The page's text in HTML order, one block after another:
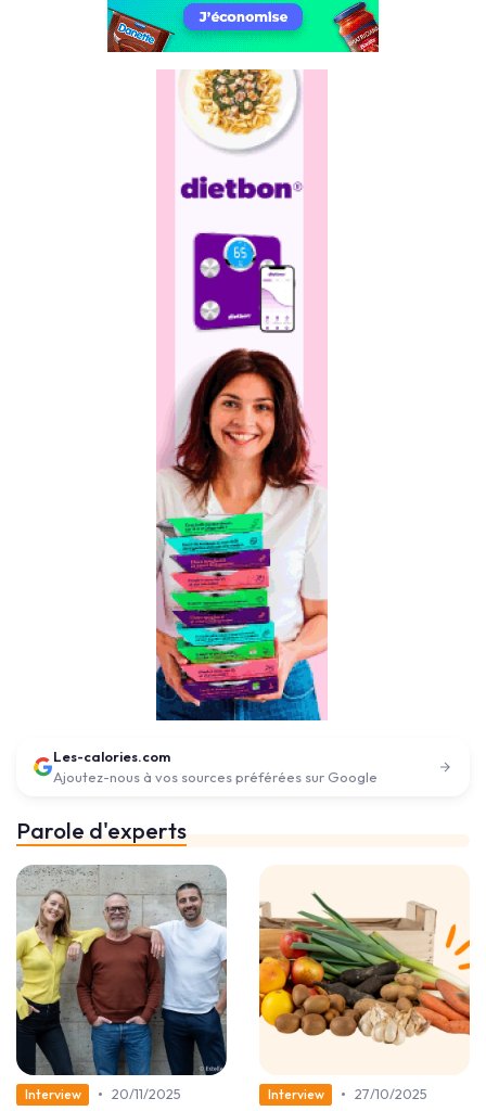
Les-calories.com
Ajoutez-nous à vos sources préférées sur Google
Parole d'experts
Interview • 20/11/2025
Interview • 27/10/2025